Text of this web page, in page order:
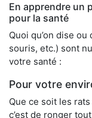
En apprendre un
pour la santé
Quoi qu’on dise
souris, etc.) sont
votre santé :
Pour votre
Que ce soit les
c’est de ronger